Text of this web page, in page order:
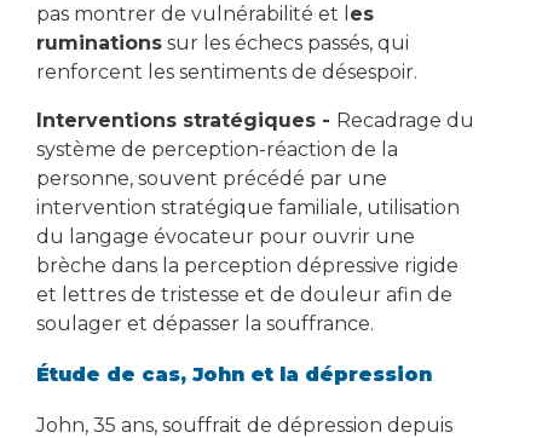
pas montrer de vulnérabilité et l es
ruminations sur les échecs passés, qui
renforcent les sentiments de désespoir.
Interventions stratégiques - Recadrage du
système de perception-réaction de la
personne, souvent précédé par une
intervention stratégique familiale, utilisation
du langage évocateur pour ouvrir une
brèche dans la perception dépressive rigide
et lettres de tristesse et de douleur afin de
soulager et dépasser la souffrance.
Étude de cas, John et la dépression
John, 35 ans, souffrait de dépression depuis